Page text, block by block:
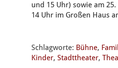
und 15 Uhr) sowie am
14 Uhr im Großen Haus
Schlagworte: Bühne,
Kinder, Stadttheater,